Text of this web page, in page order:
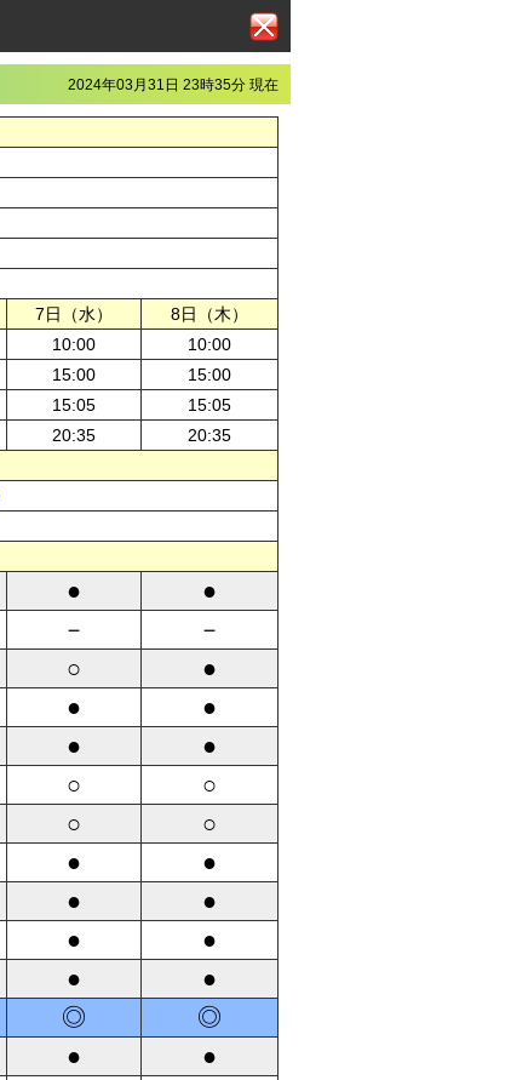
2024年03月31日 23時35分 現在
7日（水）
8日（木）
10:00
10:00
15:00
15:00
15:05
15:05
20:35
20:35
● ●
－ －
○ ●
● ●
● ●
○ ○
○ ○
● ●
● ●
● ●
● ●
◎ ◎
● ●